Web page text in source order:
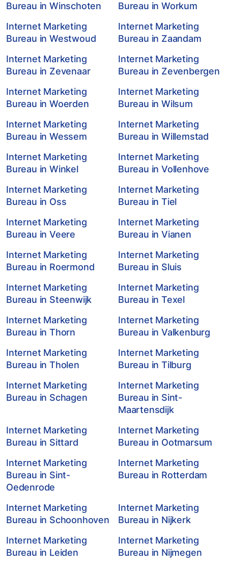
Bureau in Winschoten
Bureau in Workum
Internet Marketing
Bureau in Westwoud
Internet Marketing
Bureau in Zaandam
Internet Marketing
Bureau in Zevenaar
Internet Marketing
Bureau in Zevenbergen
Internet Marketing
Bureau in Woerden
Internet Marketing
Bureau in Wilsum
Internet Marketing
Bureau in Wessem
Internet Marketing
Bureau in Willemstad
Internet Marketing
Bureau in Winkel
Internet Marketing
Bureau in Vollenhove
Internet Marketing
Bureau in Oss
Internet Marketing
Bureau in Tiel
Internet Marketing
Bureau in Veere
Internet Marketing
Bureau in Vianen
Internet Marketing
Bureau in Roermond
Internet Marketing
Bureau in Sluis
Internet Marketing
Bureau in Steenwijk
Internet Marketing
Bureau in Texel
Internet Marketing
Bureau in Thorn
Internet Marketing
Bureau in Valkenburg
Internet Marketing
Bureau in Tholen
Internet Marketing
Bureau in Tilburg
Internet Marketing
Bureau in Schagen
Internet Marketing
Bureau in Sint-
Maartensdijk
Internet Marketing
Bureau in Sittard
Internet Marketing
Bureau in Ootmarsum
Internet Marketing
Bureau in Sint-
Oedenrode
Internet Marketing
Bureau in Rotterdam
Internet Marketing
Bureau in Schoonhoven
Internet Marketing
Bureau in Nijkerk
Internet Marketing
Bureau in Leiden
Internet Marketing
Bureau in Nijmegen